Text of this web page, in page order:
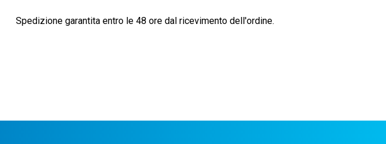
quantità
Spedizione garantita entro le 48 ore dal ricevimento dell'ordine.